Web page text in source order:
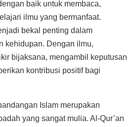
baik untuk membaca,
ilmu yang bermanfaat.
bekal penting dalam
kehidupan. Dengan ilmu,
bijaksana, mengambil keputusan
kontribusi positif bagi
Islam merupakan
yang sangat mulia. Al-Qur’an